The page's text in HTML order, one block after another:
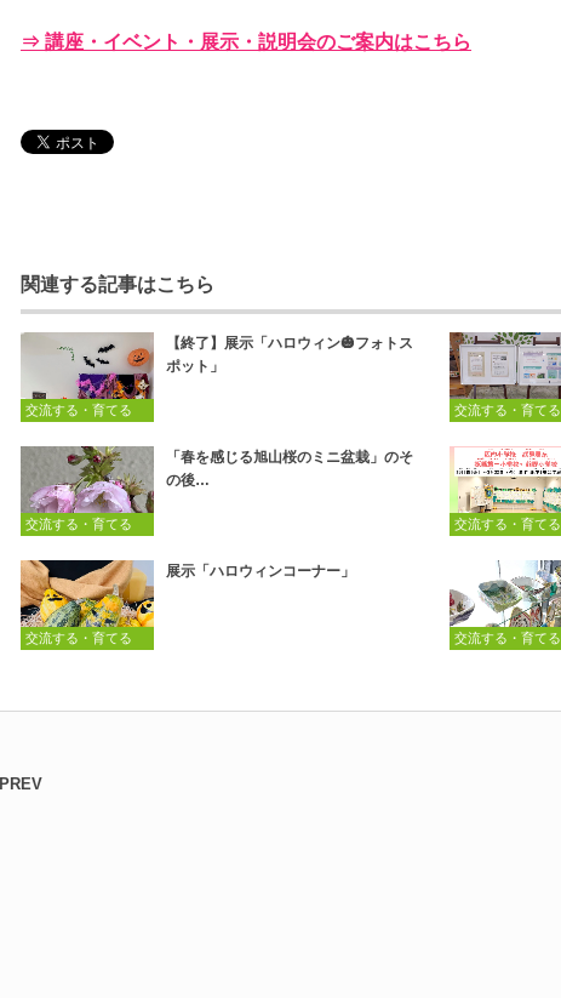
⇒ 講座・イベント・展示・説明会のご案内はこちら
関連する記事はこちら
交流する・育てる
【終了】展示「ハロウィン🎃フォトス
ポット」
交流する・育てる
交流する・育てる
「春を感じる旭山桜のミニ盆栽」のそ
の後…
交流する・育てる
交流する・育てる
展示「ハロウィンコーナー」
交流する・育てる
PREV